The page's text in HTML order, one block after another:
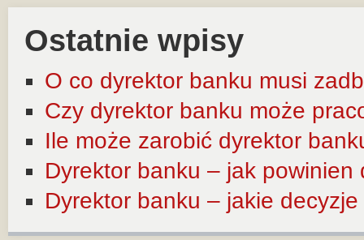
Ostatnie wpisy
O co dyrektor banku musi
Czy dyrektor banku może
Ile może zarobić dyrektor
Dyrektor banku – jak
Dyrektor banku – jakie